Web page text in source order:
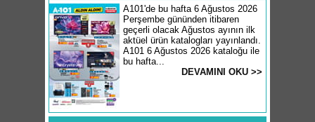
A101'de bu hafta 6 Ağustos 2026
Perşembe gününden itibaren
geçerli olacak Ağustos ayının ilk
aktüel ürün katalogları yayınlandı.
A101 6 Ağustos 2026 kataloğu ile
bu hafta...
DEVAMINI OKU >>